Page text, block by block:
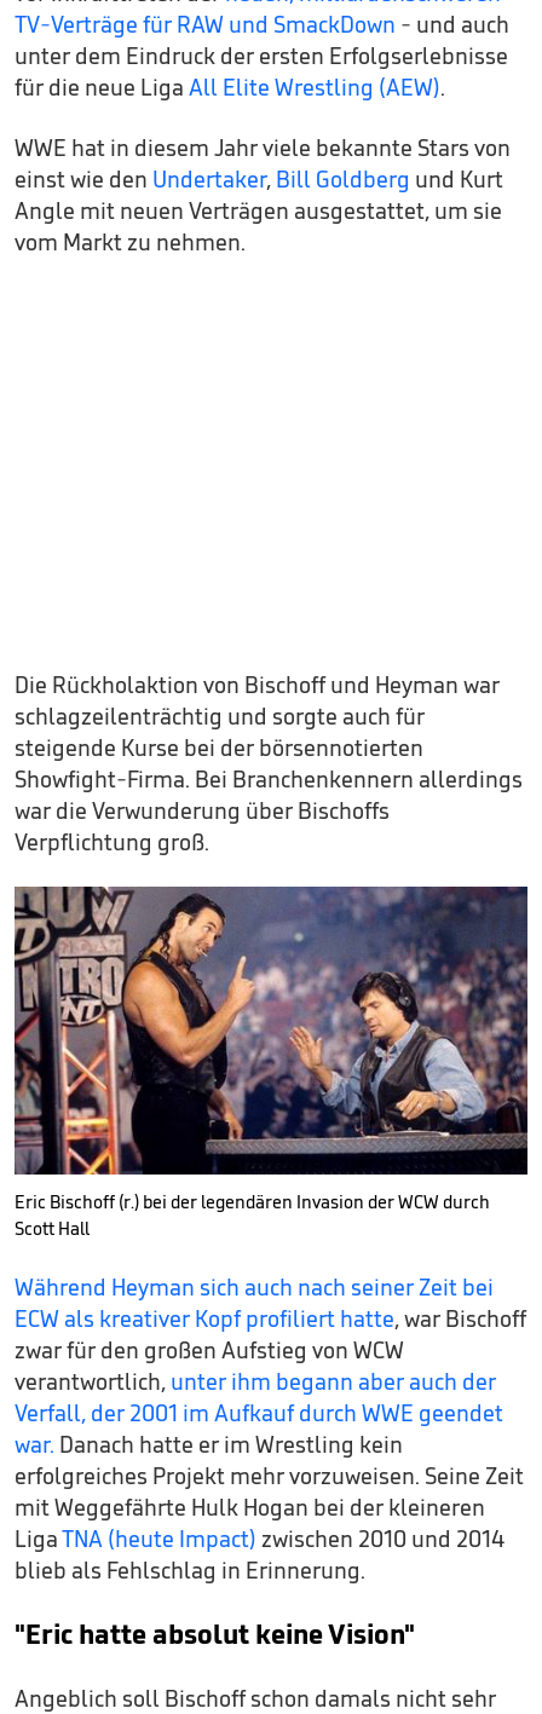
TV-Verträge für RAW und SmackDown - und auch
unter dem Eindruck der ersten Erfolgserlebnisse
für die neue Liga All Elite Wrestling (AEW).
WWE hat in diesem Jahr viele bekannte Stars von
einst wie den Undertaker, Bill Goldberg und Kurt
Angle mit neuen Verträgen ausgestattet, um sie
vom Markt zu nehmen.
Die Rückholaktion von Bischoff und Heyman war
schlagzeilenträchtig und sorgte auch für
steigende Kurse bei der börsennotierten
Showfight-Firma. Bei Branchenkennern allerdings
war die Verwunderung über Bischoffs
Verpflichtung groß.
Eric Bischoff (r.) bei der legendären Invasion der WCW durch
Scott Hall
Während Heyman sich auch nach seiner Zeit bei
ECW als kreativer Kopf profiliert hatte, war Bischoff
zwar für den großen Aufstieg von WCW
verantwortlich, unter ihm begann aber auch der
Verfall, der 2001 im Aufkauf durch WWE geendet
war. Danach hatte er im Wrestling kein
erfolgreiches Projekt mehr vorzuweisen. Seine Zeit
mit Weggefährte Hulk Hogan bei der kleineren
LigaTNA (heute Impact) zwischen 2010 und 2014
blieb als Fehlschlag in Erinnerung.
"Eric hatte absolut keine Vision"
Angeblich soll Bischoff schon damals nicht sehr